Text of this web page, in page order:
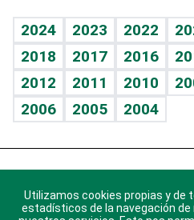
Vida y familia
Eñe
Celebrando la vida
Sin complejos
En pocas palabras
Economía Personal
TBT Deportivo
Guía del dinero
Horóscopos
Crucigramas
2024 2023 2022
2018
2017 2016
2012
2011 2010
2006
2005 2004
sistema
Utilizamos cookies propias y de
estadísticos de la navegación